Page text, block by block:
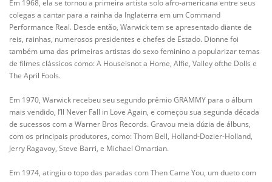
Em 1968, ela se tornou a primeira artista solo afro-americana entre seus
colegas a cantar para a rainha da Inglaterra em um Command
Performance Real. Desde então, Warwick tem se apresentado diante de
reis, rainhas, numerosos presidentes e chefes de Estado. Dionne foi
também uma das primeiras artistas do sexo feminino a popularizar temas
de filmes clássicos como: A Houseisnot a Home, Alfie, Valley ofthe Dolls e
The April Fools.
Em 1970, Warwick recebeu seu segundo prêmio GRAMMY para o álbum
mais vendido, I’ll Never Fall in Love Again, e começou sua segunda década
de sucessos com a Warner Bros Records. Gravou meia dúzia de álbuns,
com os principais produtores, como: Thom Bell, Holland-Dozier-Holland,
Jerry Ragavoy, Steve Barri, e Michael Omartian.
Em 1974, atingiu o topo das paradas com Then Came You, um dueto com